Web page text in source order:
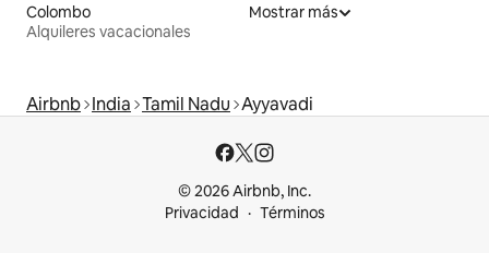
Colombo
Alquileres vacacionales
Mostrar más
Airbnb India Tamil Nadu Ayyavadi
© 2026 Airbnb, Inc.
Privacidad
Términos